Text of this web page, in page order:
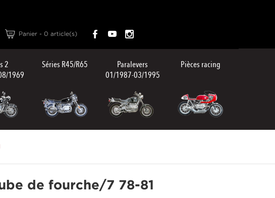
Panier - 0 article(s)
2
1969
Séries R45/R65
Paralevers
01/1987-03/1995
Pièces racing
de fourche/7 78-81